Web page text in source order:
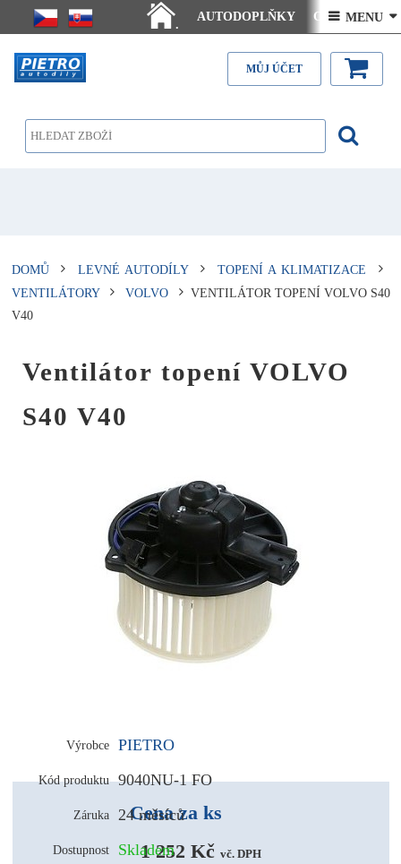
.
AUTODOPLŇKY Ceny doručení
Články - návody Kontakt
 MENU 
MŮJ ÚČET
DOMŮ LEVNÉ AUTODÍLY
TOPENÍ A KLIMATIZACE
VENTILÁTORY
VOLVO
VENTILÁTOR TOPENÍ VOLVO S40
V40
Ventilátor topení VOLVO
S40 V40
Výrobce PIETRO
Kód produktu 9040NU-1 FO
Záruka 24 měsíců
Dostupnost Skladem
Cena za ks
1 252 Kč vč. DPH